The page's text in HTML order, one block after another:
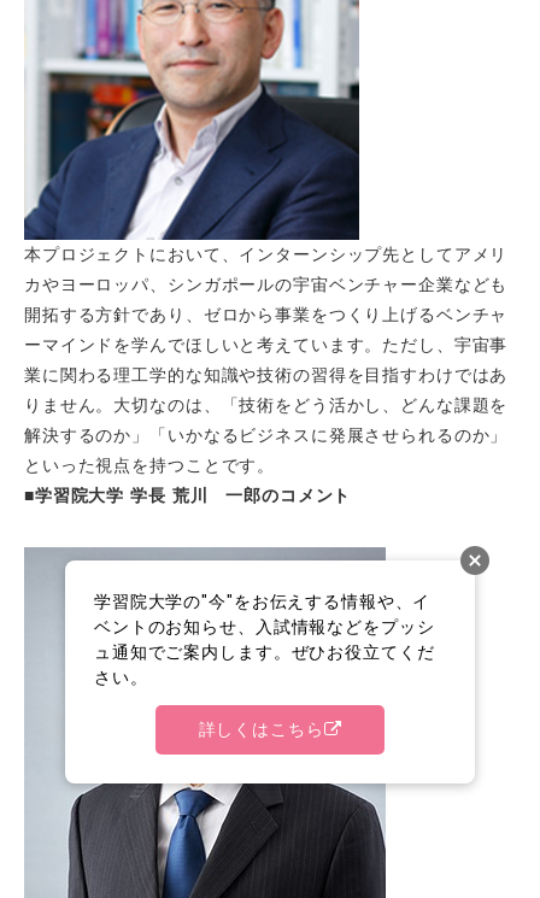
本プロジェクトにおいて、インターンシップ先としてアメリ
カやヨーロッパ、シンガポールの宇宙ベンチャー企業なども
開拓する方針であり、ゼロから事業をつくり上げるベンチャ
ーマインドを学んでほしいと考えています。ただし、宇宙事
業に関わる理工学的な知識や技術の習得を目指すわけではあ
りません。大切なのは、「技術をどう活かし、どんな課題を
解決するのか」「いかなるビジネスに発展させられるのか」
といった視点を持つことです。
■学習院大学 学長 荒川 一郎のコメント
学習院大学の"今"をお伝えする情報や、イ
ベントのお知らせ、入試情報などをプッシ
ュ通知でご案内します。ぜひお役立てくだ
さい。
詳しくはこちら